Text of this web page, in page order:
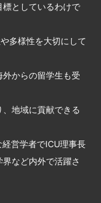
としているわけで
多様性を大切にして
からの留学生も受
地域に貢献できる
営学者でICU理事長
など内外で活躍さ